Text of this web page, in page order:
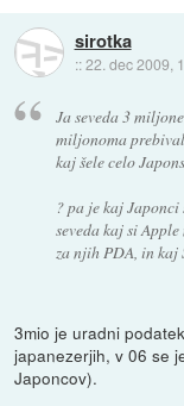
sirotka
::22. dec 2009,
Ja seveda 3
miljonoma
kaj šele celo
? pa je kaj
seveda kaj si
za njih PDA, in kaj
3mio je uradni
japanezerjih, v 06 se
Japoncov).